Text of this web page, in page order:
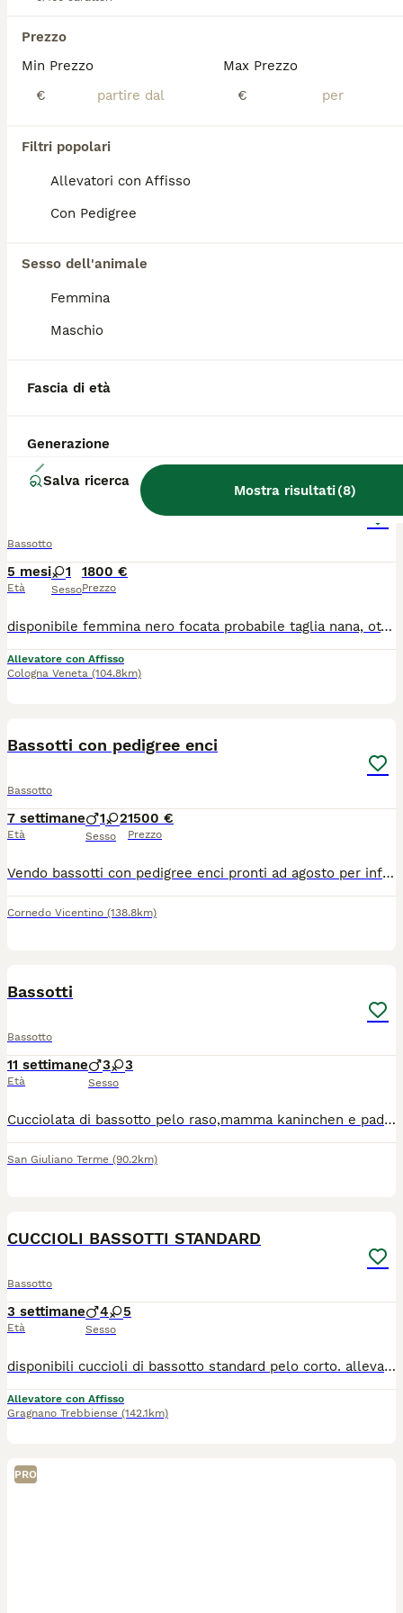
Prezzo
Min Prezzo
€
Max Prezzo
€
Filtri popolari
Allevatori con Affisso
Con Pedigree
Sesso dell'animale
Femmina
Maschio
Fascia di età
Generazione
Salva ricerca
Mostra risultati(8)
Bassotto maschio fulvo p/c
(61.5km)
PRO
bassotti nani pelo corto
Bassotto
5 mesi
Età
1
Sesso
1800 €
Prezzo
disponibile femmina nero focata probabile taglia nana, ottimo carattere. Cucciolata n 2 della mamma Magik Rainbow Telio con il papà Leaso's Selection Music to my eyes (entrambi visbili da noi come pure i nonni e il bisnonno). Genitori testati come anche i figli. Padre multi champion. Tutti i cani vivono con noi e sono compagni di famiglia perciò sono seguiti al 100%. Crescono socializzati e con alimentazione ben al di sopra della media (carne e orijen). Visibili h24 da webcam. Risultati dei genitori consultabili sul sito enci dove mi trovate con indirizzo, affisso e master. Per ogni necessità resto a disposizione. Ps: non vendo a cagnari o aspiranti cagnari. Cedo solo a famiglie consapevoli di portarsi a casa un cucciola con una linea genetica top, equilibrata e soprattutto sana al 100%. Chi è interessato verrà seguito con un colloquio conoscitivo e resterà tra i nostri contatti quanto vorrà per ogni necessità. Io seleziono per passione e non per guadagnare.
Allevatore con Affisso
Cologna Veneta (104.8km)
Bassotti con pedigree enci
Bassotto
7 settimane
Età
1 2
Sesso
1500 €
Prezzo
Vendo bassotti con pedigree enci pronti ad agosto per informazioni contattare in privato papà kaninchen e mamma nana. allevamento LA BRUGHIERA DEI CUCCIOLI (INSTAGRAM)
Cornedo Vicentino (138.8km)
Bassotti
Bassotto
11 settimane
Età
3 3
Sesso
Cucciolata di bassotto pelo raso,mamma kaninchen e padre nano,vengono consegnati con pedigree,microchip sverminati e cicli vaccinali,nati e cresciuti in ambiente familiare.
San Giuliano Terme (90.2km)
CUCCIOLI BASSOTTI STANDARD
Bassotto
3 settimane
Età
4 5
Sesso
disponibili cuccioli di bassotto standard pelo corto. allevati in casa con tutte le cure e attenzioni. i cuccioli verrano ceduti con ciclo di vaccinazioni completo, sverminazioni, microchip, pedigree, certificato di buona salute e kit puppy. Genitori visibili Allevamento riconosciuto ENCI/FCI
Allevatore con Affisso
Gragnano Trebbiense (142.1km)
PRO